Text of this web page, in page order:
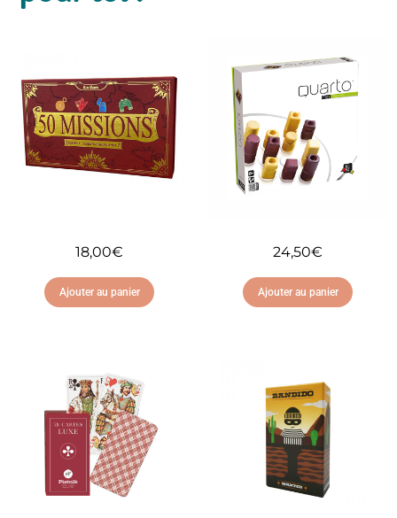
18,00€
Ajouter au panier
Ajouter à ma liste
d'envies
24,50€
Ajouter au panier
Ajouter à ma liste
d'envies